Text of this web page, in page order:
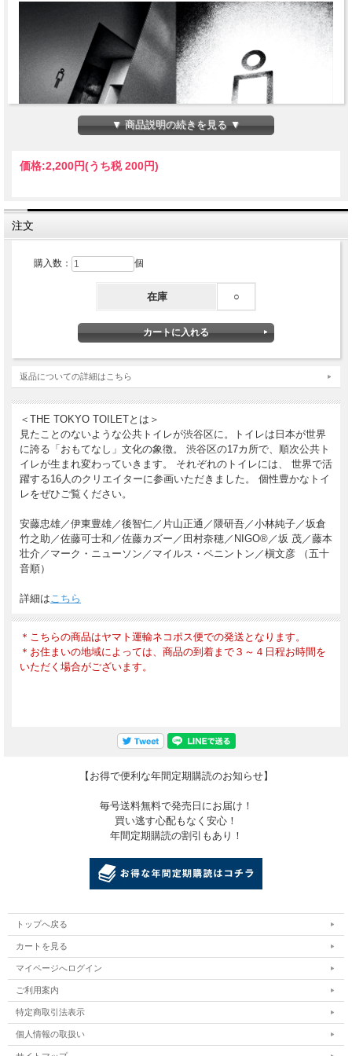
16人の建築家・クリエイターによって渋谷区の公共トイレが生まれ変
わるプロジェクト「THE TOKYO TOILET」。写真家・森山大道が雑
誌「SWITCH」で撮り続けた「Scene THE TOKYO TOILET」がつい
に一冊の写真集に。さらに今年6月海を渡り、ミラノデザインウィー
ュメントを通して、同プロジェクトのクリエイティビティを紐解くム
行いたします。
い。
・写真集：B4綴じなし/32ページ
・ムックブック：B4中綴じ/56ページ
装丁・町口覚
2022年12月20日発行
▼ 商品説明の続きを見る ▼
価格:2,200円(うち税 200円)
注文
購入数： 個
在庫 ○
返品についての詳細はこちら
＜THE TOKYO TOILETとは＞
見たことのないような公共トイレが渋谷区に。トイレは日本が世界
に誇る「おもてなし」文化の象徴。 渋谷区の17カ所で、順次公共ト
イレが生まれ変わっていきます。 それぞれのトイレには、 世界で活
躍する16人のクリエイターに参画いただきました。 個性豊かなトイ
レをぜひご覧ください。
安藤忠雄／伊東豊雄／後智仁／片山正通／隈研吾／小林純子／坂倉
竹之助／佐藤可士和／佐藤カズー／田村奈穂／NIGO®／坂 茂／藤本
壮介／マーク・ニューソン／マイルス・ペニントン／槇文彦 （五十
音順）
詳細はこちら
＊こちらの商品はヤマト運輸ネコポス便での発送となります。
＊お住まいの地域によっては、商品の到着まで３～４日程お時間を
いただく場合がございます。
【お得で便利な年間定期購読のお知らせ】
毎号送料無料で発売日にお届け！
買い逃す心配もなく安心！
年間定期購読の割引もあり！
トップへ戻る
カートを見る
マイページへログイン
ご利用案内
特定商取引法表示
個人情報の取扱い